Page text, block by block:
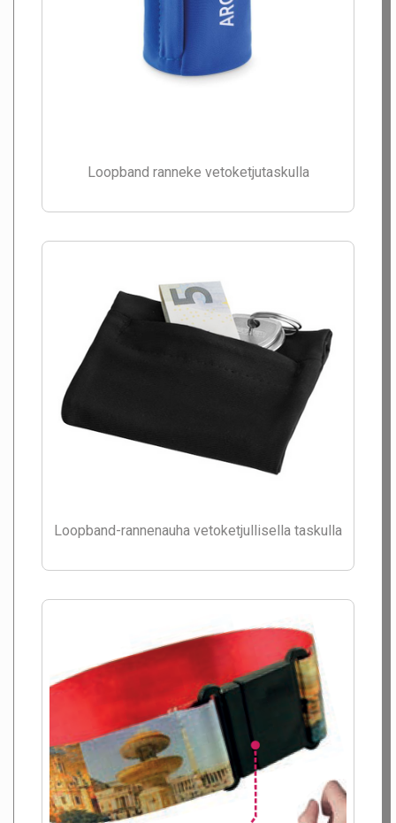
Loopband ranneke vetoketjutaskulla
Loopband-rannenauha vetoketjullisella taskulla